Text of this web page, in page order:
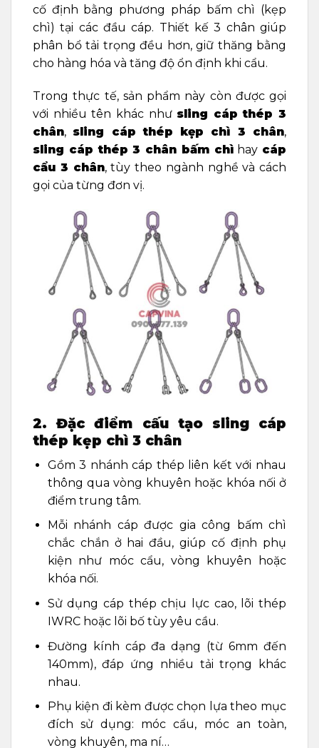
cố định bằng phương pháp bấm chì (kẹp
chì) tại các đầu cáp. Thiết kế 3 chân giúp
phân bổ tải trọng đều hơn, giữ thăng bằng
cho hàng hóa và tăng độ ổn định khi cẩu.
Trong thực tế, sản phẩm này còn được gọi
với nhiều tên khác như sling cáp thép 3
chân, sling cáp thép kẹp chì 3 chân,
sling cáp thép 3 chân bấm chìhay cáp
cẩu 3 chân, tùy theo ngành nghề và cách
gọi của từng đơn vị.
2. Đặc điểm cấu tạo sling cáp
thép kẹp chì 3 chân
Gồm 3 nhánh cáp thép liên kết với nhau
thông qua vòng khuyên hoặc khóa nối ở
điểm trung tâm.
Mỗi nhánh cáp được gia công bấm chì
chắc chắn ở hai đầu, giúp cố định phụ
kiện như móc cẩu, vòng khuyên hoặc
khóa nối.
Sử dụng cáp thép chịu lực cao, lõi thép
IWRC hoặc lõi bố tùy yêu cầu.
Đường kính cáp đa dạng (từ 6mm đến
140mm), đáp ứng nhiều tải trọng khác
nhau.
Phụ kiện đi kèm được chọn lựa theo mục
đích sử dụng: móc cẩu, móc an toàn,
vòng khuyên, ma ní…